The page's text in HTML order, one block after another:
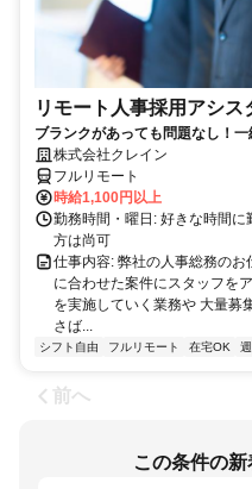
リモート人事採用アシス
ブランクがあっても問題なし！
す！株式会社クレイン
フルリモート
時給1,100円以上
勤務時間・曜日: 好きな時間
方は尚可
仕事内容: 弊社の人事総務の
に合わせた案件にスタッフを
を実施していく業務や 大量募
さば...
シフト自由 フルリモート 在宅OK
前へ
この条件の